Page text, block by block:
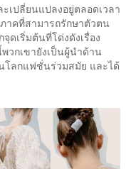
เปลี่ยนแปลงอยู่ตลอดเวลา
าคที่สามารถรักษาตัวตน
ดเริ่มต้นที่โด่งดังเรื่อง
วกเขายังเป็นผู้นำด้าน
โลกแฟชั่นร่วมสมัย และได้